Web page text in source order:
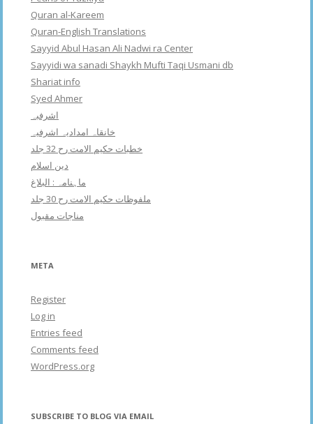
Quran al-Kareem
Quran-English Translations
Sayyid Abul Hasan Ali Nadwi ra Center
Sayyidi wa sanadi Shaykh Mufti Taqi Usmani db
Shariat info
Syed Ahmer
اشرفبہ
خانقاہ امدادیہ اشرفیہ
خطبات حکیم الامت رح 32 جلد
دین اسلام
ماہنامہ : البلاغ
ملفوظات حکیم الامت رح 30 جلد
مناجات مقبول
META
Register
Log in
Entries feed
Comments feed
WordPress.org
SUBSCRIBE TO BLOG VIA EMAIL